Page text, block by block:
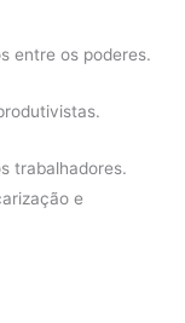
entre os poderes.
trabalhadores.
e